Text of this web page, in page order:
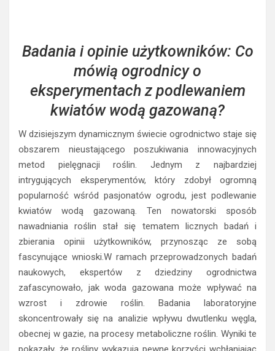
eksperymentach z podlewaniem
kwiatów wodą gazowaną?
W dzisiejszym dynamicznym świecie ogrodnictwo staje się
obszarem nieustającego poszukiwania innowacyjnych
metod pielęgnacji roślin. Jednym z najbardziej
intrygujących eksperymentów, który zdobył ogromną
popularność wśród pasjonatów ogrodu, jest podlewanie
kwiatów wodą gazowaną. Ten nowatorski sposób
nawadniania roślin stał się tematem licznych badań i
zbierania opinii użytkowników, przynosząc ze sobą
fascynujące wnioski.W ramach przeprowadzonych badań
naukowych, ekspertów z dziedziny ogrodnictwa
zafascynowało, jak woda gazowana może wpływać na
wzrost i zdrowie roślin. Badania laboratoryjne
skoncentrowały się na analizie wpływu dwutlenku węgla,
obecnej w gazie, na procesy metaboliczne roślin. Wyniki te
pokazały, że rośliny wykazują pewne korzyści wchłaniając
gaz, co może prowadzić do zwiększonej produkcji
chlorofilu i efektywniejszej fotosyntezy.